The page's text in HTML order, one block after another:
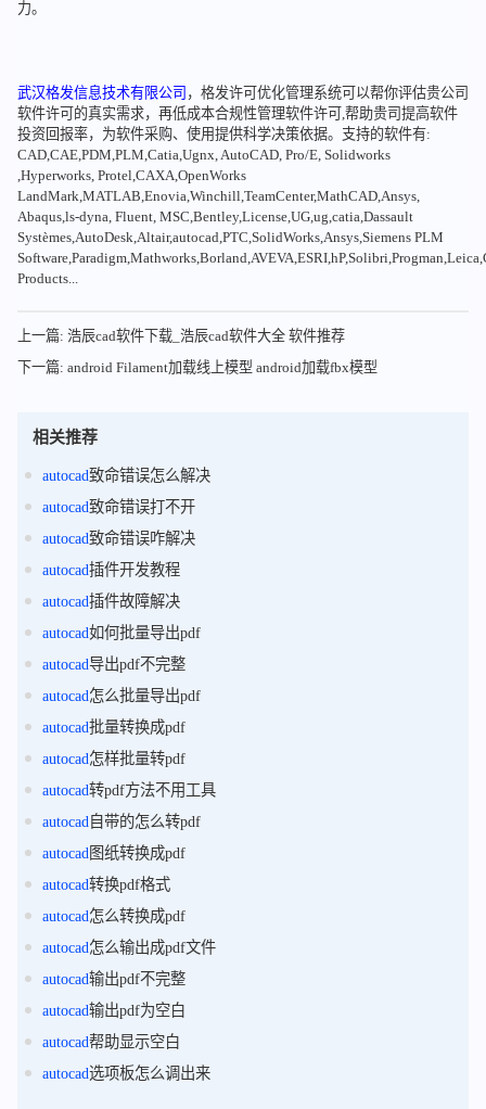
力。
武汉格发信息技术有限公司 ，格发许可优化管理系统可以帮你评估贵公司
软件许可的真实需求，再低成本合规性管理软件许可,帮助贵司提高软件
投资回报率，为软件采购、使用提供科学决策依据。支持的软件有:
CAD,CAE,PDM,PLM,Catia,Ugnx, AutoCAD, Pro/E, Solidworks
,Hyperworks, Protel,CAXA,OpenWorks
LandMark,MATLAB,Enovia,Winchill,TeamCenter,MathCAD,Ansys,
Abaqus,ls-dyna, Fluent, MSC,Bentley,License,UG,ug,catia,Dassault
Systèmes,AutoDesk,Altair,autocad,PTC,SolidWorks,Ansys,Siemens PLM
Products...
上一篇: 浩辰cad软件下载_浩辰cad软件大全 软件推荐
下一篇: android Filament加载线上模型 android加载fbx模型
相关推荐
autocad致命错误怎么解决
autocad致命错误打不开
autocad致命错误咋解决
autocad插件开发教程
autocad插件故障解决
autocad如何批量导出pdf
autocad导出pdf不完整
autocad怎么批量导出pdf
autocad批量转换成pdf
autocad怎样批量转pdf
autocad转pdf方法不用工具
autocad自带的怎么转pdf
autocad图纸转换成pdf
autocad转换pdf格式
autocad怎么转换成pdf
autocad怎么输出成pdf文件
autocad输出pdf不完整
autocad输出pdf为空白
autocad帮助显示空白
autocad选项板怎么调出来